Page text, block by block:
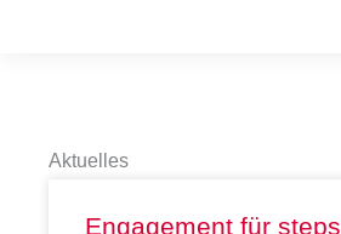
Aktuelles
Engagement für steps